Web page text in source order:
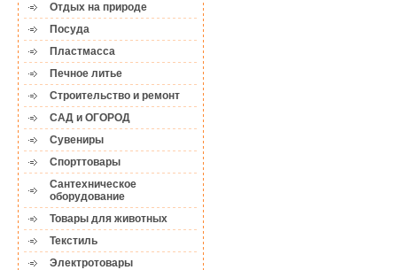
Отдых на природе
Посуда
Пластмасса
Печное литье
Строительство и ремонт
САД и ОГОРОД
Сувениры
Спорттовары
Сантехническое
оборудование
Товары для животных
Текстиль
Электротовары